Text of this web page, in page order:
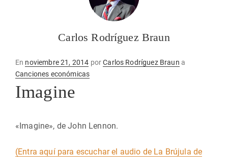
Carlos Rodríguez Braun
En Publicado
en
noviembre 21, 2014 porCarlos Rodríguez Braun a
Canciones económicas
Imagine
«Imagine», de John Lennon.
(Entra aquí para escuchar el audio de La Brújula de